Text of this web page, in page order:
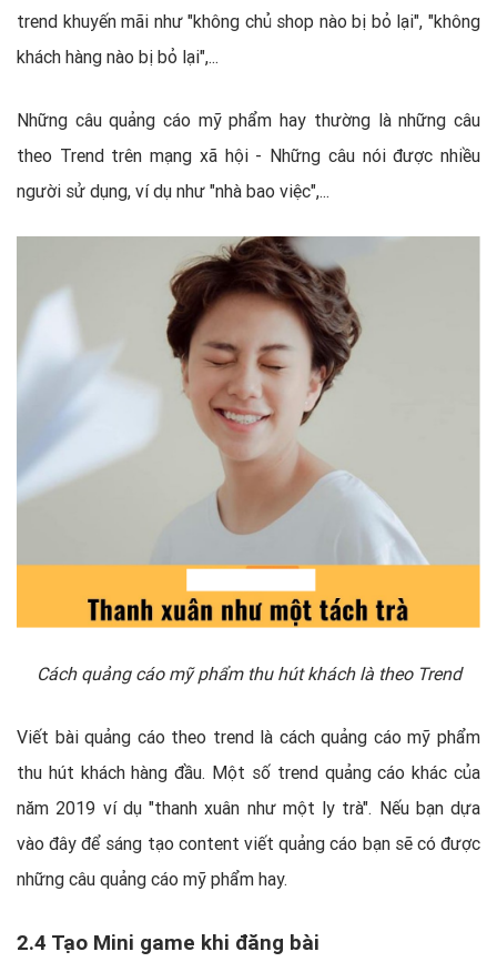
trend khuyến mãi như "không chủ shop nào bị bỏ lại", "không
khách hàng nào bị bỏ lại",...
Những câu quảng cáo mỹ phẩm hay thường là những câu
theo Trend trên mạng xã hội - Những câu nói được nhiều
người sử dụng, ví dụ như "nhà bao việc",...
Cách quảng cáo mỹ phẩm thu hút khách là theo Trend
Viết bài quảng cáo theo trend là cách quảng cáo mỹ phẩm
thu hút khách hàng đầu. Một số trend quảng cáo khác của
năm 2019 ví dụ "thanh xuân như một ly trà". Nếu bạn dựa
vào đây để sáng tạo content viết quảng cáo bạn sẽ có được
những câu quảng cáo mỹ phẩm hay.
2.4 Tạo Mini game khi đăng bài